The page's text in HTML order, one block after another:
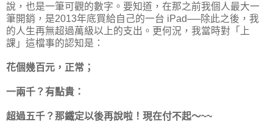
說，也是一筆可觀的數字。要知道，在那之前我個人最大一
筆開銷，是2013年底買給自己的一台 iPad──除此之後，我
的人生再無超過萬級以上的支出。更何況，我當時對「上
課」這檔事的認知是：
花個幾百元，正常；
一兩千？有點貴：
超過五千？那鐵定以後再說啦！現在付不起～~~